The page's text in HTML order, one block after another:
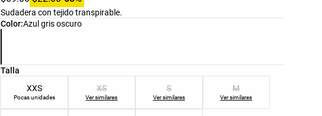
Color:Azul gris oscuro
Lista de colores del producto
Sudadera con tejido transpirable.
Talla
Lista de tallas del producto
XXS
Pocas unidades
XS
Ver similares
S
Ver similares
M
Ver similares